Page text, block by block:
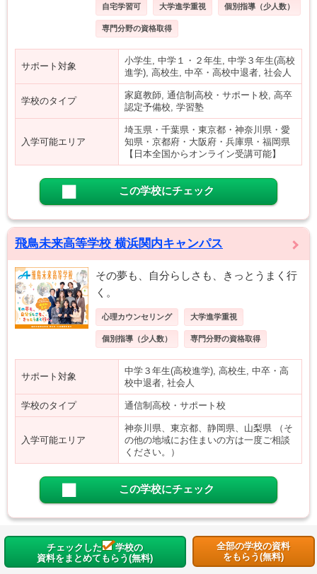
自宅学習可 大学進学重視 個別指導（少人数）
専門分野の資格取得
サポート対象
小学生, 中学１・２年生, 中学３年生(高校
進学), 高校生, 中卒・高校中退者, 社会人
学校のタイプ
家庭教師, 通信制高校・サポート校, 高卒
認定予備校, 学習塾
入学可能エリア
埼玉県・千葉県・東京都・神奈川県・愛
知県・京都府・大阪府・兵庫県・福岡県
【日本全国からオンライン受講可能】
この学校にチェック
飛鳥未来高等学校 横浜関内キャンパス
その夢も、自分らしさも、きっとうまく行
く。
心理カウンセリング 大学進学重視
個別指導（少人数） 専門分野の資格取得
サポート対象
中学３年生(高校進学), 高校生, 中卒・高
校中退者, 社会人
学校のタイプ 通信制高校・サポート校
入学可能エリア
神奈川県、東京都、静岡県、山梨県 （そ
の他の地域にお住まいの方は一度ご相談
ください。）
この学校にチェック
チェックした
学校の
資料をまとめてもらう(無料)
全部の学校の資料
をもらう(無料)